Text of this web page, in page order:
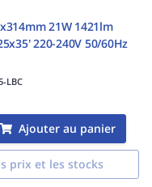
21W 1421lm
220-240V 50/60Hz
LBC
Ajouter au panier
prix et les stocks